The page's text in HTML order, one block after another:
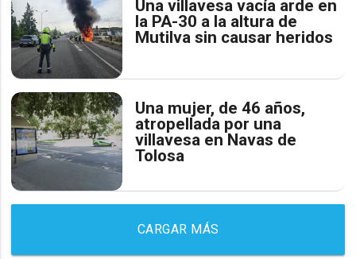
Una villavesa vacía arde en
la PA-30 a la altura de
Mutilva sin causar heridos
Una mujer, de 46 años,
atropellada por una
villavesa en Navas de
Tolosa
CARGAR MÁS